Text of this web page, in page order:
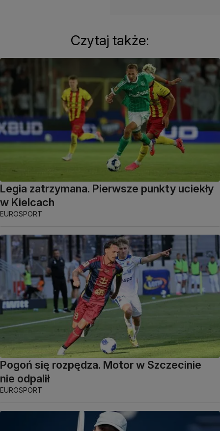
Czytaj także:
Legia zatrzymana. Pierwsze punkty uciekły
w Kielcach
EUROSPORT
Pogoń się rozpędza. Motor w Szczecinie
nie odpalił
EUROSPORT